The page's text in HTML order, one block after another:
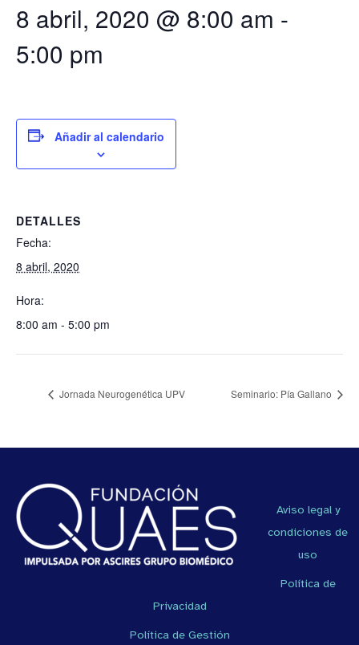
8 abril, 2020 @ 8:00 am -
5:00 pm
Añadir al calendario
DETALLES
Fecha:
8 abril, 2020
Hora:
8:00 am - 5:00 pm
Jornada Neurogenética UPV Seminario: Pía Gallano
Aviso legal y
condiciones de
uso
Política de
Privacidad
Política de Gestión